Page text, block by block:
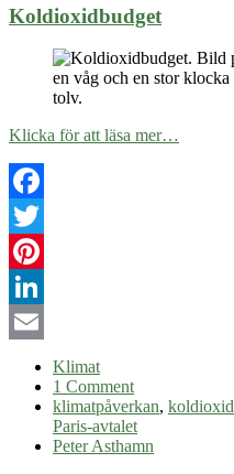
Koldioxidbudget
Klicka för att läsa mer…
Facebook
Twitter
Pinterest
LinkedIn
Klimat
1 Comment
klimatpåverkan, koldioxid
Paris-avtalet
Peter Asthamn